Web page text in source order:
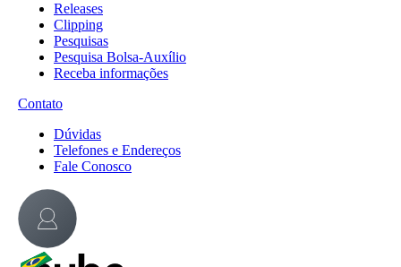
Releases
Clipping
Pesquisas
Pesquisa Bolsa-Auxílio
Receba informações
Contato
Dúvidas
Telefones e Endereços
Fale Conosco